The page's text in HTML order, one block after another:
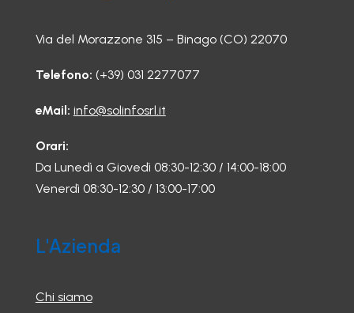
Via del Morazzone 315 – Binago (CO) 22070
Telefono: (+39) 031 2277077
eMail: info@solinfosrl.it
Orari:
Da Lunedì a Giovedì 08:30-12:30 / 14:00-18:00
Venerdì 08:30-12:30 / 13:00-17:00
L'Azienda
Chi siamo